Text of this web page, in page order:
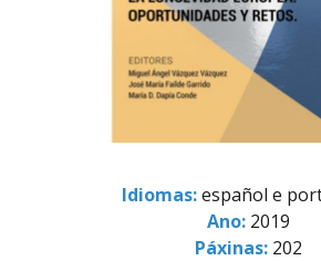
Idiomas:español e
Ano:2019
Páxinas:202